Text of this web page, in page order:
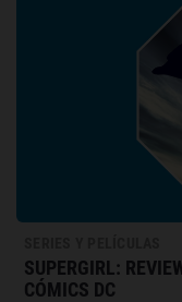
SUPERGIRL:
CÓMICS DC